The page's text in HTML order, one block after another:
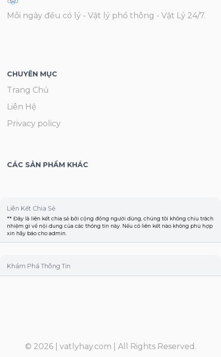
Mỗi ngày đều có lý - Vật lý phổ thông - Vật Lý 24/7.
CHUYÊN MỤC
Trang Chủ
Liên Hệ
Privacy policy
CÁC SẢN PHẨM KHÁC
Liên Kết Chia Sẻ
** Đây là liên kết chia sẻ bởi cộng đồng người dùng, chúng tôi không chịu trách
nhiệm gì về nội dung của các thông tin này. Nếu có liên kết nào không phù hợp
xin hãy báo cho admin.
Khám Phá Thông Tin
© 2026 | vatlyhay.com | All Rights Reserved.